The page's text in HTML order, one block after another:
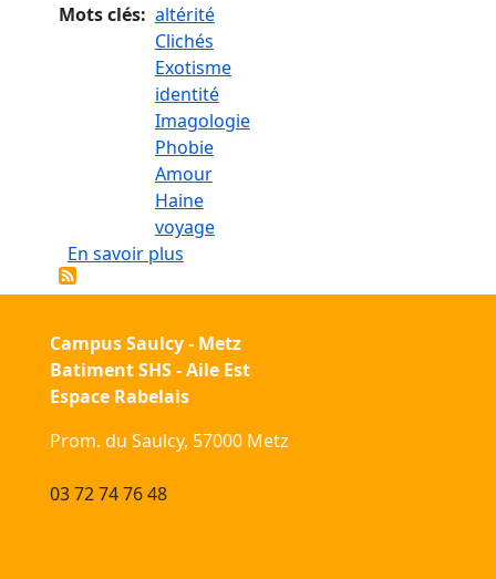
Mots clés
altérité
Clichés
Exotisme
identité
Imagologie
Phobie
Amour
Haine
voyage
En savoir plussur L'Autre vu par des Européennes
Campus Saulcy - Metz
Batiment SHS - Aile Est
Espace Rabelais
Prom. du Saulcy, 57000 Metz
03 72 74 76 48